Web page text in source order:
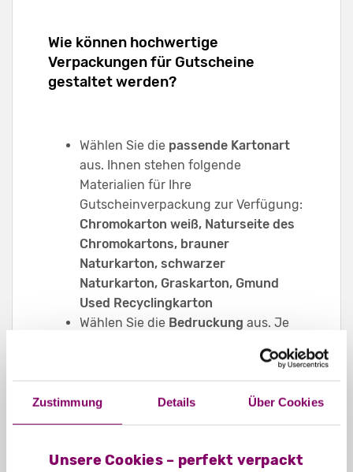
Zustimmung Details Über Cookies
Unsere Cookies – perfekt verpackt
Wie können hochwertige
Verpackungen für Gutscheine
gestaltet werden?
Wählen Sie die passende Kartonart
aus. Ihnen stehen folgende
Materialien für Ihre
Gutscheinverpackung zur Verfügung:
Chromokarton weiß, Naturseite des
Chromokartons, brauner
Naturkarton, schwarzer
Naturkarton, Graskarton, Gmund
Used Recyclingkarton
Wählen Sie die Bedruckung aus. Je
bunte
Bedruckung, Sonderfarben
(Pantone)
oder eine
einfarbige
Bedruckungaus. Auch
kann viel Eindruck machen und edel